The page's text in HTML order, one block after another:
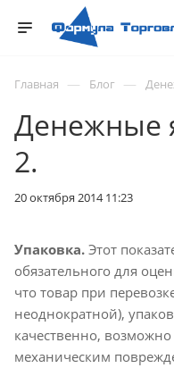
Главная — Блог —
Денежные
2.
20 октября 2014 11:23
Упаковка. Этот
обязательного для
что товар при
неоднократной),
качественно, возможно
механическим